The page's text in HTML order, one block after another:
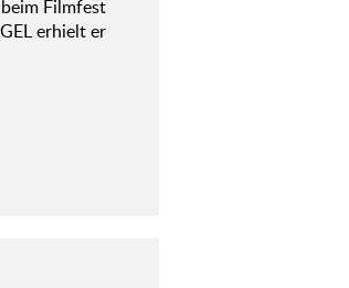
Filmfest
erhielt er